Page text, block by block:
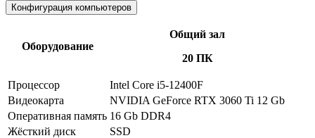
Конфигурация компьютеров
Оборудование
Общий зал
20 ПК
Процессор
Intel Core i5-12400F
Видеокарта
NVIDIA GeForce RTX 3060 Ti 12 Gb
Оперативная память 16 Gb DDR4
Жёсткий диск
SSD